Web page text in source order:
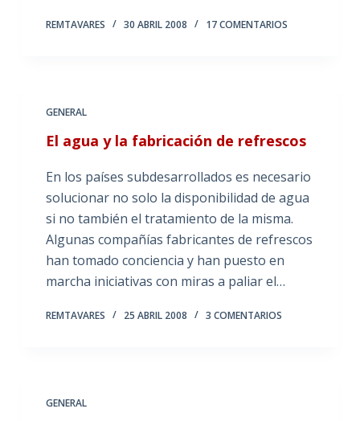
REMTAVARES 30 ABRIL 2008 17 COMENTARIOS
GENERAL
El agua y la fabricación de refrescos
En los países subdesarrollados es necesario
solucionar no solo la disponibilidad de agua
si no también el tratamiento de la misma.
Algunas compañías fabricantes de refrescos
han tomado conciencia y han puesto en
marcha iniciativas con miras a paliar el…
REMTAVARES 25 ABRIL 2008 3 COMENTARIOS
GENERAL